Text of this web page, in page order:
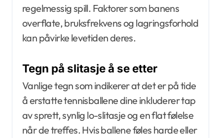
regelmessig spill. Faktorer som banens
overflate, bruksfrekvens og lagringsforhold
kan påvirke levetiden deres.
Tegn på slitasje å se etter
Vanlige tegn som indikerer at det er på tide
å erstatte tennisballene dine inkluderer tap
av sprett, synlig lo-slitasje og en flat følelse
når de treffes. Hvis ballene føles harde eller